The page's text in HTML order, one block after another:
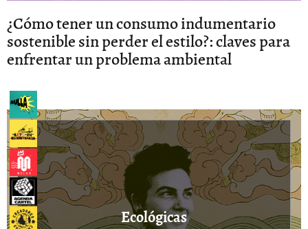
¿Cómo tener un consumo indumentario
sostenible sin perder el estilo?: claves para
enfrentar un problema ambiental
Ecológicas